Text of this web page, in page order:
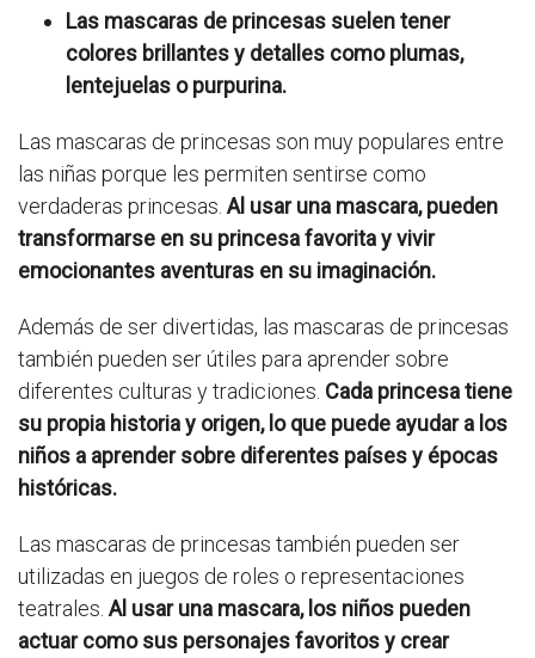
Las mascaras de princesas suelen tener
colores brillantes y detalles como plumas,
lentejuelas o purpurina.
Las mascaras de princesas son muy populares entre
las niñas porque les permiten sentirse como
verdaderas princesas. Al usar una mascara, pueden
transformarse en su princesa favorita y vivir
emocionantes aventuras en su imaginación.
Además de ser divertidas, las mascaras de princesas
también pueden ser útiles para aprender sobre
diferentes culturas y tradiciones. Cada princesa tiene
su propia historia y origen, lo que puede ayudar a los
niños a aprender sobre diferentes países y épocas
históricas.
Las mascaras de princesas también pueden ser
utilizadas en juegos de roles o representaciones
teatrales. Al usar una mascara, los niños pueden
actuar como sus personajes favoritos y crear